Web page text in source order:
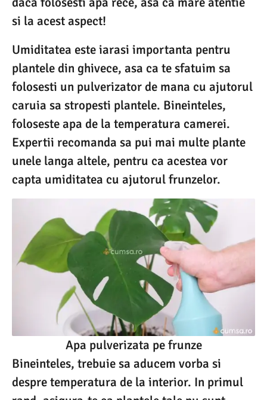
si la acest aspect!
Umiditatea este iarasi importanta pentru
plantele din ghivece, asa ca te sfatuim sa
folosesti un pulverizator de mana cu ajutorul
caruia sa stropesti plantele. Bineinteles,
foloseste apa de la temperatura camerei.
Expertii recomanda sa pui mai multe plante
unele langa altele, pentru ca acestea vor
capta umiditatea cu ajutorul frunzelor.
Apa pulverizata pe frunze
Bineinteles, trebuie sa aducem vorba si
despre temperatura de la interior. In primul